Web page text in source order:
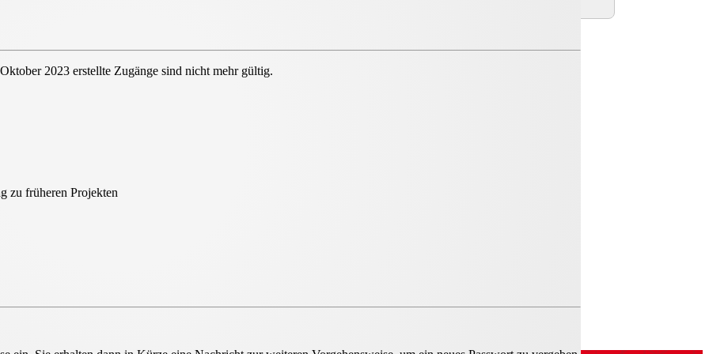
2023 erstellte Zugänge sind nicht mehr gültig.
zu früheren Projekten
für alle HeliosOnline Tools
Tools sowie eine
Ort! Weitere Neuerungen der HeliosOnline Welt
"Ihre Projekte" sowie "Ihre Auslegungen".